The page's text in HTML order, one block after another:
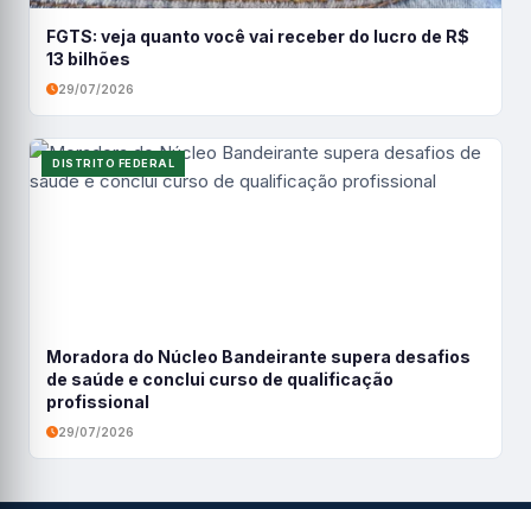
FGTS: veja quanto você vai receber do lucro de R$
13 bilhões
29/07/2026
DISTRITO FEDERAL
Moradora do Núcleo Bandeirante supera desafios
de saúde e conclui curso de qualificação
profissional
29/07/2026